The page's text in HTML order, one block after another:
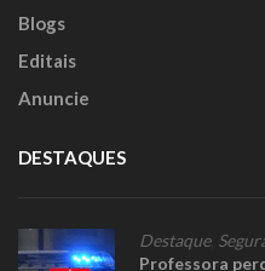
Blogs
Editais
Anuncie
DESTAQUES
Destaque,
Professora